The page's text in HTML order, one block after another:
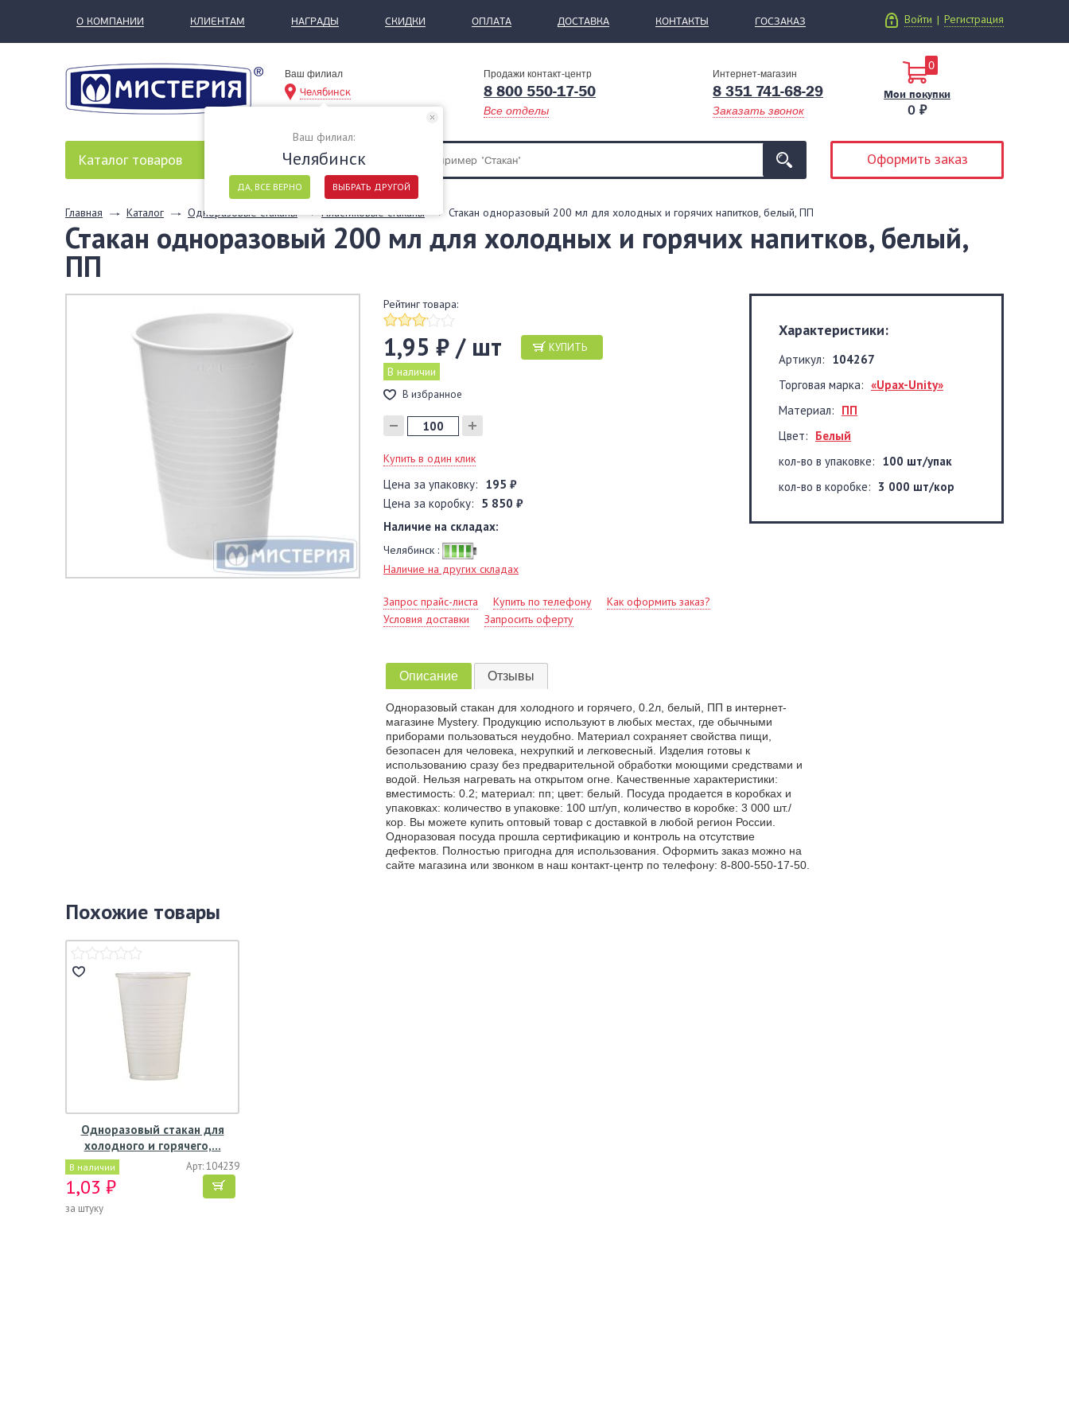
О КОМПАНИИ КЛИЕНТАМ НАГРАДЫ СКИДКИ ОПЛАТА ДОСТАВКА КОНТАКТЫ ГОСЗАКАЗ Войти | Регистрация
Ваш филиал
Челябинск
Продажи контакт-центр
8 800 550-17-50
Все отделы
Ваш филиал:
Челябинск
ДА, ВСЕ ВЕРНО ВЫБРАТЬ ДРУГОЙ
Интернет-магазин
8 351 741-68-29
Заказать звонок
0
Мои покупки
0 ₽
Каталог товаров Оформить заказ
Главная Каталог Одноразовые стаканы Пластиковые стаканы Стакан одноразовый 200 мл для холодных и горячих напитков, белый, ПП
Стакан одноразовый 200 мл для холодных и горячих напитков, белый,
ПП
Характеристики:
Артикул: 104267
Торговая марка: «Upax-Unity»
Материал: ПП
Цвет: Белый
кол-во в упаковке: 100 шт/упак
кол-во в коробке: 3 000 шт/кор
Рейтинг товара:
1,95 ₽ / шт КУПИТЬ
В наличии
В избранное
Купить в один клик
Цена за упаковку: 195 ₽
Цена за коробку: 5 850 ₽
Наличие на складах:
Челябинск :
Наличие на других складах
Запрос прайс-листа Купить по телефону
Как оформить заказ?
Условия доставки
Запросить оферту
Описание Отзывы
Одноразовый стакан для холодного и горячего, 0.2л, белый, ПП в интернет-
магазине Mystery. Продукцию используют в любых местах, где обычными
приборами пользоваться неудобно. Материал сохраняет свойства пищи,
безопасен для человека, нехрупкий и легковесный. Изделия готовы к
использованию сразу без предварительной обработки моющими средствами и
водой. Нельзя нагревать на открытом огне. Качественные характеристики:
вместимость: 0.2; материал: пп; цвет: белый. Посуда продается в коробках и
упаковках: количество в упаковке: 100 шт/уп, количество в коробке: 3 000 шт./
кор. Вы можете купить оптовый товар с доставкой в любой регион России.
Одноразовая посуда прошла сертификацию и контроль на отсутствие
дефектов. Полностью пригодна для использования. Оформить заказ можно на
сайте магазина или звонком в наш контакт-центр по телефону: 8-800-550-17-50.
Похожие товары
Одноразовый стакан для
холодного и горячего,…
В наличии Арт: 104239
1,03 ₽
за штуку